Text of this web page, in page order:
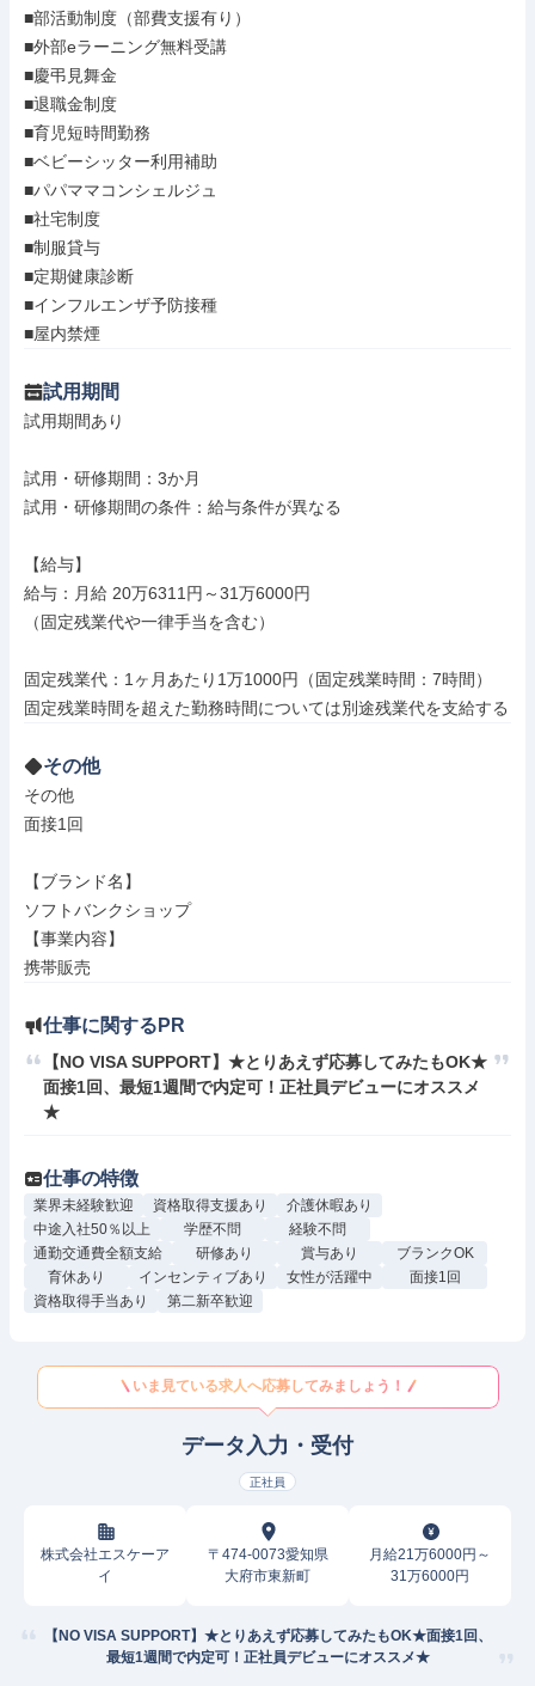
■部活動制度（部費支援有り）
■外部eラーニング無料受講
■慶弔見舞金
■退職金制度
■育児短時間勤務
■ベビーシッター利用補助
■パパママコンシェルジュ
■社宅制度
■制服貸与
■定期健康診断
■インフルエンザ予防接種
■屋内禁煙
試用期間
試用期間あり
試用・研修期間：3か月
試用・研修期間の条件：給与条件が異なる
【給与】
給与：月給 20万6311円～31万6000円
（固定残業代や一律手当を含む）
固定残業代：1ヶ月あたり1万1000円（固定残業時間：7時間）
その他
その他
面接1回
【ブランド名】
ソフトバンクショップ
【事業内容】
携帯販売
仕事に関するPR
【NO VISA SUPPORT】★とりあえず応募してみたもOK★
面接1回、最短1週間で内定可！正社員デビューにオススメ
★
仕事の特徴
業界未経験歓迎 資格取得支援あり
介護休暇あり
中途入社50％以上
学歴不問
経験不問
通勤交通費全額支給
研修あり 賞与あり
ブランクOK
育休あり
インセンティブあり 女性が活躍中
面接1回
資格取得手当あり
第二新卒歓迎
いま見ている求人へ応募してみましょう！
データ入力・受付
正社員
株式会社エスケーア
イ
〒474-0073愛知県
大府市東新町
月給21万6000円～
31万6000円
【NO VISA SUPPORT】★とりあえず応募してみたもOK★面接1回、
最短1週間で内定可！正社員デビューにオススメ★